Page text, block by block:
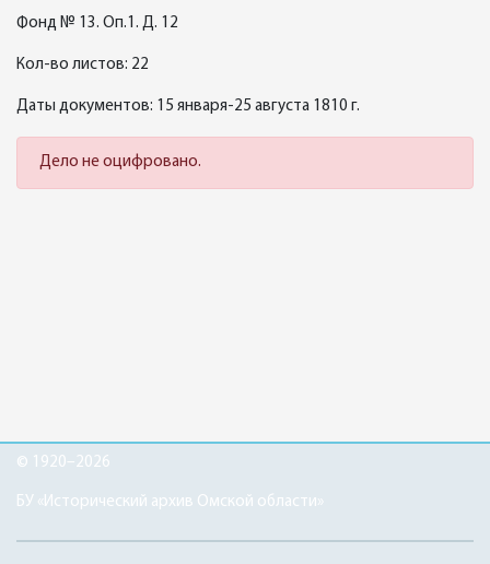
Фонд № 13. Оп.1. Д. 12
Кол-во листов: 22
Даты документов: 15 января-25 августа 1810 г.
Дело не оцифровано.
© 1920–2026
БУ «Исторический архив Омской области»